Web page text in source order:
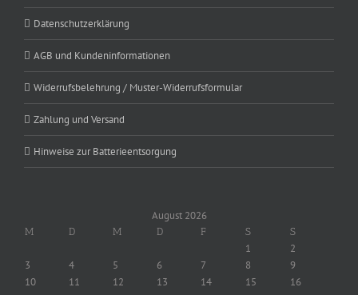
Datenschutzerklärung
AGB und Kundeninformationen
Widerrufsbelehrung / Muster-Widerrufsformular
Zahlung und Versand
Hinweise zur Batterieentsorgung
August 2026
M D M D F S S
1
2
3
4 5 6 7 8
9
10
11 12 13 14 15
16